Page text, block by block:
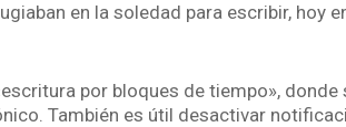
en la soledad para escribir, hoy
por bloques de tiempo», donde
También es útil desactivar